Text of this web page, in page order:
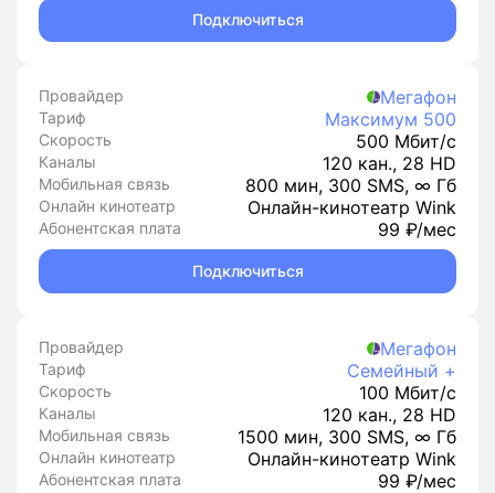
Подключиться
Провайдер Мегафон
Тариф Максимум 500
Скорость 500 Мбит/с
Каналы 120 кан., 28 HD
Мобильная связь 800 мин, 300 SMS, ∞ Гб
Онлайн кинотеатр Онлайн-кинотеатр Wink
Абонентская плата 99 ₽/мес
Подключиться
Провайдер Мегафон
Тариф Семейный +
Скорость 100 Мбит/с
Каналы 120 кан., 28 HD
Мобильная связь 1500 мин, 300 SMS, ∞ Гб
Онлайн кинотеатр Онлайн-кинотеатр Wink
Абонентская плата 99 ₽/мес